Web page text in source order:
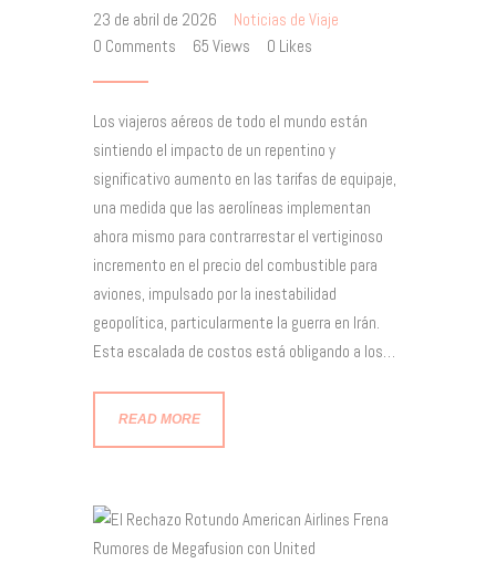
23 de abril de 2026
Noticias de Viaje
0 Comments 65 Views 0 Likes
Los viajeros aéreos de todo el mundo están
sintiendo el impacto de un repentino y
significativo aumento en las tarifas de equipaje,
una medida que las aerolíneas implementan
ahora mismo para contrarrestar el vertiginoso
incremento en el precio del combustible para
aviones, impulsado por la inestabilidad
geopolítica, particularmente la guerra en Irán.
Esta escalada de costos está obligando a los…
READ MORE